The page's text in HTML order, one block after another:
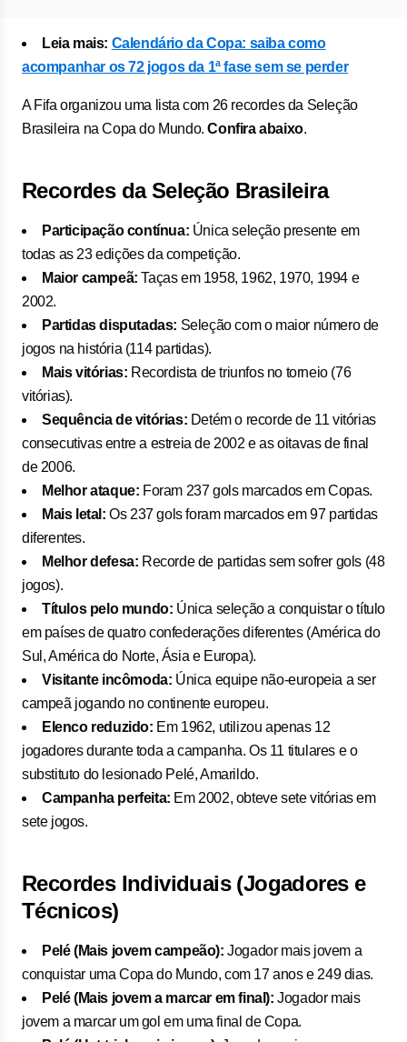
Leia mais: Calendário da Copa: saiba como
acompanhar os 72 jogos da 1ª fase sem se perder
A Fifa organizou uma lista com 26 recordes da Seleção
Brasileira na Copa do Mundo.Confira abaixo.
Recordes da Seleção Brasileira
Participação contínua: Única seleção presente em
todas as 23 edições da competição.
Maior campeã: Taças em 1958, 1962, 1970, 1994 e
2002.
Partidas disputadas: Seleção com o maior número de
jogos na história (114 partidas).
Mais vitórias: Recordista de triunfos no torneio (76
vitórias).
Sequência de vitórias: Detém o recorde de 11 vitórias
consecutivas entre a estreia de 2002 e as oitavas de final
de 2006.
Melhor ataque: Foram 237 gols marcados em Copas.
Mais letal: Os 237 gols foram marcados em 97 partidas
diferentes.
Melhor defesa: Recorde de partidas sem sofrer gols (48
jogos).
Títulos pelo mundo: Única seleção a conquistar o título
em países de quatro confederações diferentes (América do
Sul, América do Norte, Ásia e Europa).
Visitante incômoda: Única equipe não-europeia a ser
campeã jogando no continente europeu.
Elenco reduzido: Em 1962, utilizou apenas 12
jogadores durante toda a campanha. Os 11 titulares e o
substituto do lesionado Pelé, Amarildo.
Campanha perfeita: Em 2002, obteve sete vitórias em
sete jogos.
Recordes Individuais (Jogadores e
Técnicos)
Pelé (Mais jovem campeão): Jogador mais jovem a
conquistar uma Copa do Mundo, com 17 anos e 249 dias.
Pelé (Mais jovem a marcar em final): Jogador mais
jovem a marcar um gol em uma final de Copa.